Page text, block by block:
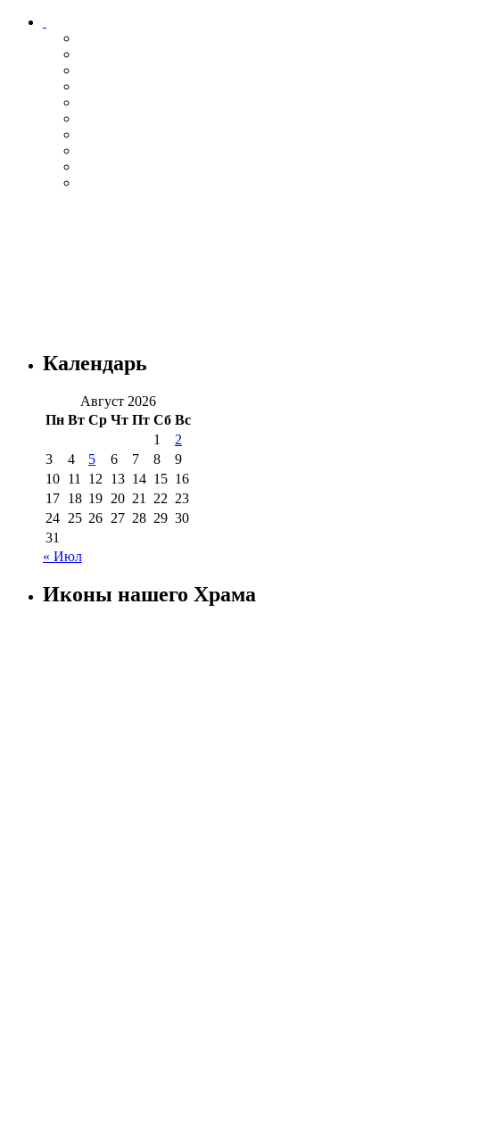
Календарь
Август 2026
Пн Вт Ср Чт Пт Сб Вс
1
2
3
4 5 6 7 8
9
10 11 12 13 14 15 16
17 18 19 20 21 22 23
24 25 26 27 28 29 30
31
« Июл
Иконы нашего Храма